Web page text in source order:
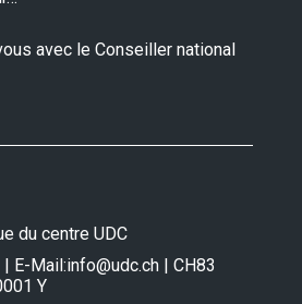
avec le Conseiller national
du centre UDC
| E-Mail:info@udc.ch | CH83
Y